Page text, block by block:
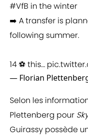
#VfB in the winter
➡️ A transfer is
following summer.
14 ⚽️ this…
— Florian
Selon les
Plettenberg pour
Guirassy possède